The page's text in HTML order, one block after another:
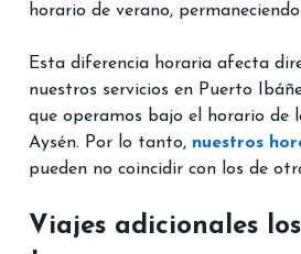
horario de verano, permaneciendo
Esta diferencia horaria afecta
nuestros servicios en Puerto
que operamos bajo el horario de
Aysén. Por lo tanto, nuestros
pueden no coincidir con los de
Viajes adicionales